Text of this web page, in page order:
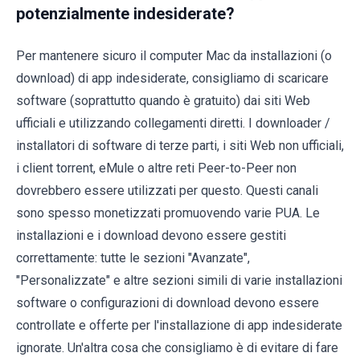
potenzialmente indesiderate?
Per mantenere sicuro il computer Mac da installazioni (o
download) di app indesiderate, consigliamo di scaricare
software (soprattutto quando è gratuito) dai siti Web
ufficiali e utilizzando collegamenti diretti. I downloader /
installatori di software di terze parti, i siti Web non ufficiali,
i client torrent, eMule o altre reti Peer-to-Peer non
dovrebbero essere utilizzati per questo. Questi canali
sono spesso monetizzati promuovendo varie PUA. Le
installazioni e i download devono essere gestiti
correttamente: tutte le sezioni "Avanzate",
"Personalizzate" e altre sezioni simili di varie installazioni
software o configurazioni di download devono essere
controllate e offerte per l'installazione di app indesiderate
ignorate. Un'altra cosa che consigliamo è di evitare di fare